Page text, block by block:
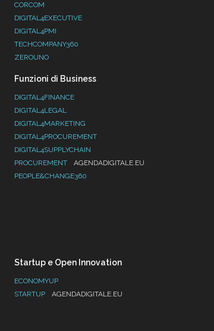
CORCOM
DIGITAL4EXECUTIVE
DIGITAL4PMI
TECHCOMPANY360
ZEROUNO
Funzioni di Business
DIGITAL4FINANCE
DIGITAL4LEGAL
DIGITAL4MARKETING
DIGITAL4PROCUREMENT
DIGITAL4SUPPLYCHAIN
PROCUREMENT
AGENDADIGITALE.EU
PEOPLE&CHANGE360
Startup e Open Innovation
ECONOMYUP
STARTUP
AGENDADIGITALE.EU